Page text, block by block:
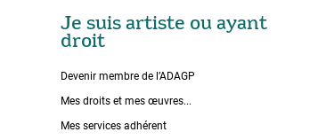
Je suis artiste ou ayant
droit
Devenir membre de l’ADAGP
Mes droits et mes œuvres...
Mes services adhérent